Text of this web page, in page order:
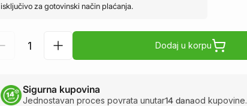
isključivo za gotovinski način plaćanja.
Dodaj u korpu
Sigurna kupovina
Jednostavan proces povrata unutar14 danaod kupovine.